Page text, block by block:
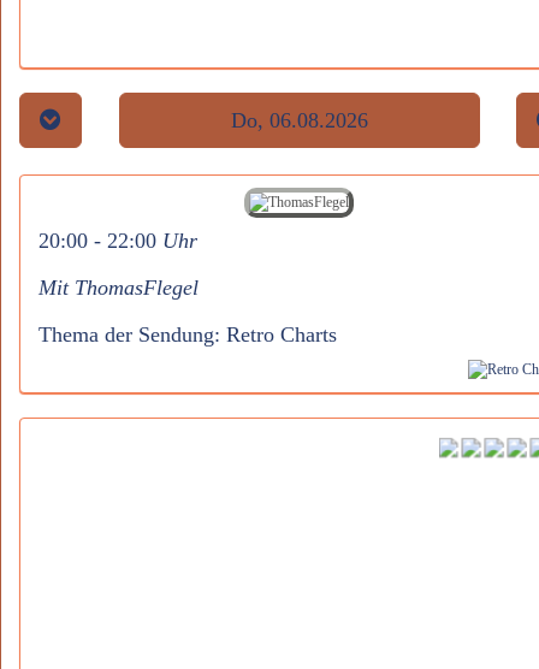
Do, 06.08.2026
20:00 - 22:00 Uhr
Mit ThomasFlegel
Thema der Sendung: Retro Charts